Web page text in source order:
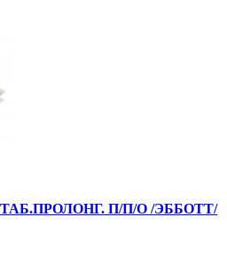
П/П/О /ЭББОТТ/